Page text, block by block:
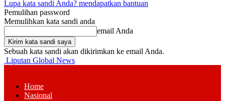
Lupa kata sandi Anda? mendapatkan bantuan
Pemulihan password
Memulihkan kata sandi anda
email Anda
Sebuah kata sandi akan dikirimkan ke email Anda.
Liputan Global News
Home
Nasional